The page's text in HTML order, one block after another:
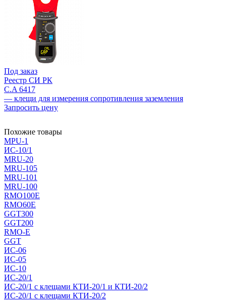
Под заказ
Реестр СИ РК
C.A 6417
— клещи для измерения сопротивления заземления
Запросить цену
Похожие товары
MPU-1
ИС-10/1
MRU-20
MRU-105
MRU-101
MRU-100
RMO100E
RMO60E
GGT300
GGT200
RMO-E
GGT
ИС-06
ИС-05
ИС-10
ИС-20/1
ИС-20/1 с клещами КТИ-20/1 и КТИ-20/2
ИС-20/1 с клещами КТИ-20/2